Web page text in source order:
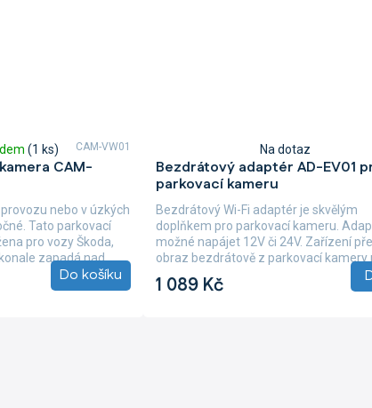
CAM-
(1 ks)
Do košíku
nebo v úzkých
Tato parkovací
pro vozy Škoda,
zapadá nad...
CAM-VW01
Bezdrátový adaptér AD-EV01
parkovací kameru
hodnocení
produktu
je
5,0
z
5
Na dotaz
1 089 Kč
Bezdrátový Wi-Fi adaptér je skvělým
doplňkem pro parkovací kameru.
možné napájet 12V či 24V. Zařízení
obraz bezdrátově z parkovací kamery
displej Vašeho...